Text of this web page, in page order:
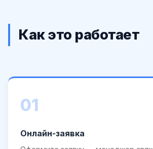
Как это работает
01
Онлайн-заявка